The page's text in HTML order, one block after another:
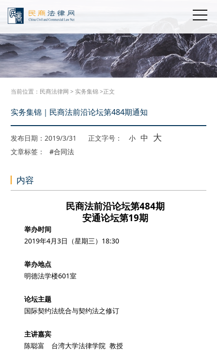
当前位置： 民商法律网 >实务集锦>正文
实务集锦｜民商法前沿论坛第484期通知
发布日期：2019/3/31 正文字号： 小 中 大
文章标签： #合同法
内容
民商法前沿论坛第484期
安通论坛第19期
举办时间
2019年4月3日（星期三）18:30
举办地点
明德法学楼601室
论坛主题
国际契约法统合与契约法之修订
主讲嘉宾
陈聪富 台湾大学法律学院 教授